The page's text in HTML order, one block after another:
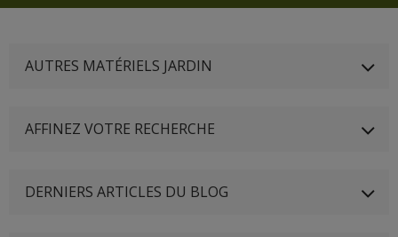
AUTRES MATÉRIELS JARDIN
AFFINEZ VOTRE RECHERCHE
DERNIERS ARTICLES DU BLOG